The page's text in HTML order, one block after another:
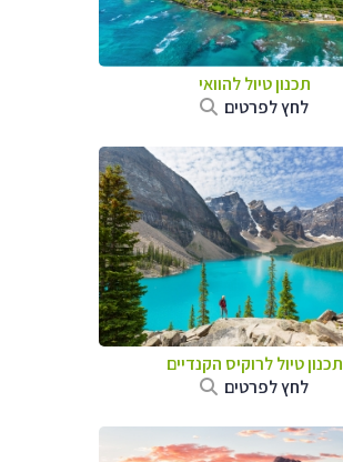
תכנון טיול להוואי
לחץ לפרטים
תכנון טיול לרוקיס הקנדיים
לחץ לפרטים